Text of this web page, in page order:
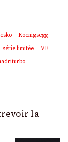
Koenigsegg
série limitée
VE
la